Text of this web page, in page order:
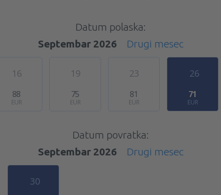
Datum polaska:
Septembar 2026
Drugi mesec
16
88
EUR
19
75
EUR
23
81
EUR
26
71
EUR
Datum povratka:
Septembar 2026
Drugi mesec
30